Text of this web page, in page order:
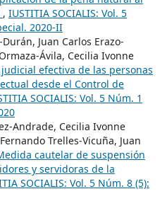
, IUSTITIA SOCIALIS: Vol. 5
2020-II
Juan Carlos Erazo-
Ávila, Cecilia Ivonne
efectiva de las personas
desde el Control de
SOCIALIS: Vol. 5 Núm. 1
Andrade, Cecilia Ivonne
Trelles-Vicuña, Juan
cautelar de suspensión
y servidoras de la
SOCIALIS: Vol. 5 Núm. 8 (5):